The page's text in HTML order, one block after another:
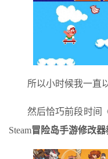
所以小时候我一直
然后恰巧前段时间
Steam冒险岛手游修改器